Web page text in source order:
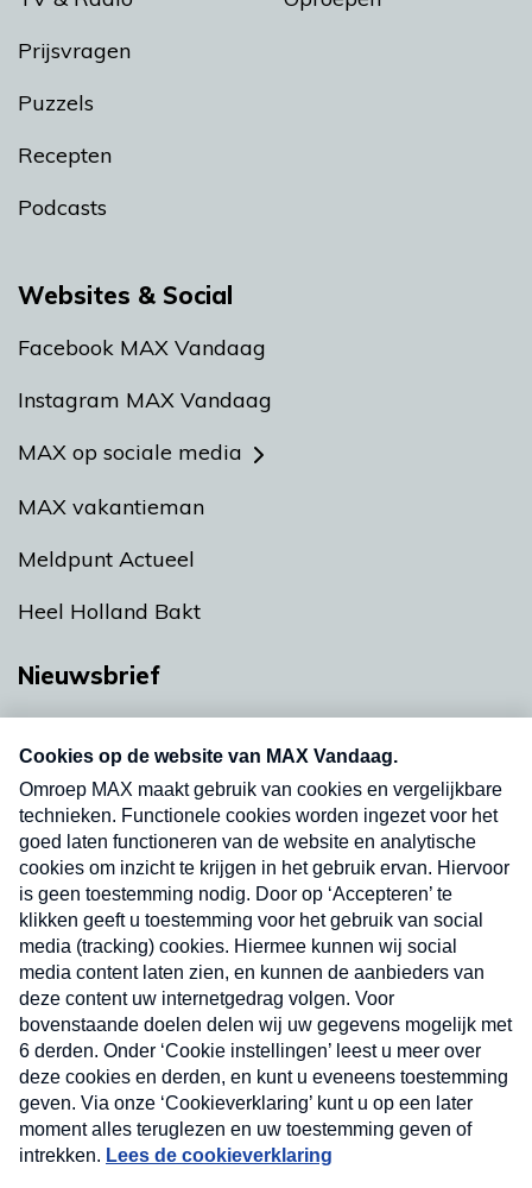
Prijsvragen
Puzzels
Recepten
Podcasts
Websites & Social
Facebook MAX Vandaag
Instagram MAX Vandaag
MAX op sociale media
MAX vakantieman
Meldpunt Actueel
Heel Holland Bakt
Nieuwsbrief
Neem hier een gratis abonnement op onze
nieuwsbrief. Elke vrijdag- en dinsdagochtend in
uw mailbox.
Verzend
Nieuwsbrief
Neem hier een gratis abonnement op onze
nieuwsbrief. Elke vrijdag- en dinsdagochtend in uw